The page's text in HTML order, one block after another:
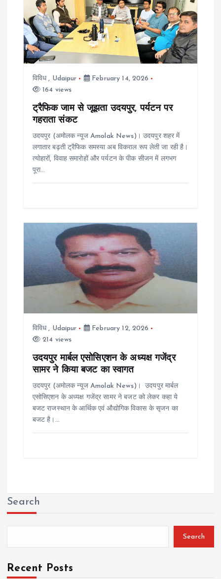
g
a
विविध, Udaipur
February 14, 2026
164 views
ट्रैफिक जाम से जूझता उदयपुर, पर्यटन पर
गहराता संकट
उदयपुर (अमोलक न्यूज Amolak News)। उदयपुर शहर में
लगातार बढ़ती ट्रैफिक समस्या अब विकराल रूप लेती जा रही है।
त्योहारों, विवाह समारोहों और पर्यटन के पीक सीजन में लगभग
पूरा…
विविध, Udaipur
February 12, 2026
214 views
उदयपुर मार्बल एसोसिएशन के अध्यक्ष गजेंद्र
सामर ने किया बजट का स्वागत
उदयपुर (अमोलक न्यूज Amolak News)। उदयपुर मार्बल
एसोसिएशन के अध्यक्ष गजेंद्र सामर ने बजट को लेकर कहा ये
बजट राजस्थान के आर्थिक एवं औद्योगिक विकास के सृजन का
बजट है।…
Search
Search
Recent Posts